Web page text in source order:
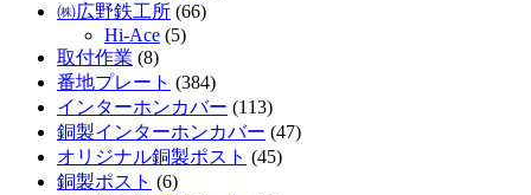
㈱広野鉄工所 (66)
Hi-Ace (5)
取付作業 (8)
番地プレート (384)
インターホンカバー (113)
銅製インターホンカバー (47)
オリジナル銅製ポスト (45)
銅製ポスト (6)